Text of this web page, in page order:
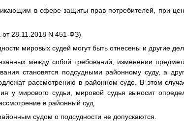
в сфере защиты прав потребителей, при
от 28.11.2018 N 451-ФЗ)
мировых судей могут быть отнесены и другие
между собой требований, изменении
становятся подсудными районному суду, а
рассмотрению в районном суде. В этом
у мирового судьи, мировой судья выносит
в районный суд.
судом о подсудности не допускаются.